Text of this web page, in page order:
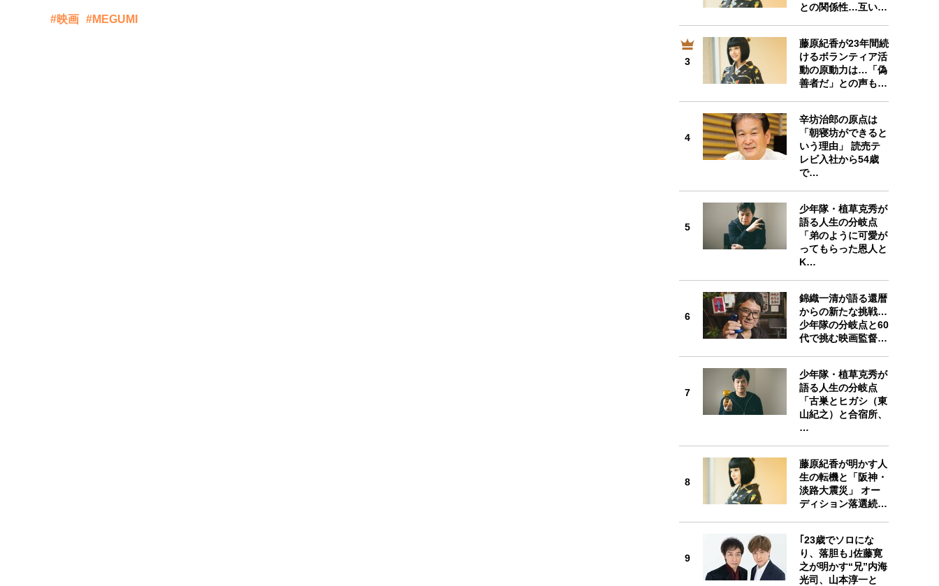
#映画 #MEGUMI
との関係性…互い…
3
藤原紀香が23年間続
けるボランティア活
動の原動力は…「偽
善者だ」との声も…
4
辛坊治郎の原点は
「朝寝坊ができると
いう理由」 読売テ
レビ入社から54歳
で…
5
少年隊・植草克秀が
語る人生の分岐点
「弟のように可愛が
ってもらった恩人と
K…
6
錦織一清が語る還暦
からの新たな挑戦…
少年隊の分岐点と60
代で挑む映画監督…
7
少年隊・植草克秀が
語る人生の分岐点
「古巣とヒガシ（東
山紀之）と合宿所、
…
8
藤原紀香が明かす人
生の転機と「阪神・
淡路大震災」 オー
ディション落選続…
9
｢23歳でソロにな
り、落胆も｣佐藤寛
之が明かす“兄”内海
光司、山本淳一と